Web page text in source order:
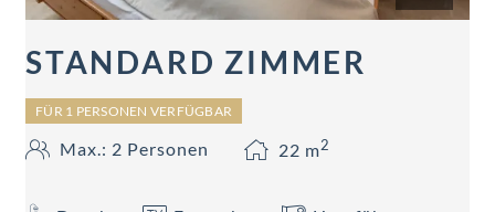
STANDARD ZIMMER
FÜR 1 PERSONEN VERFÜGBAR
Max.: 2 Personen 22 m2